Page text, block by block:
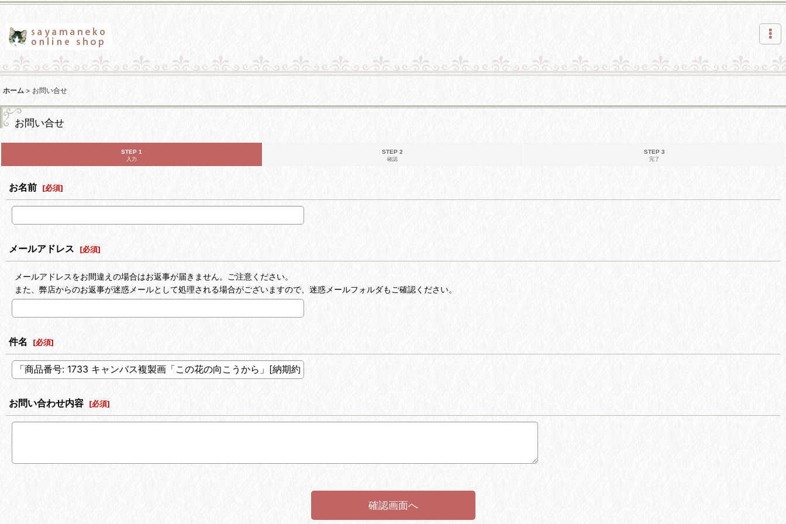
ホーム > お問い合せ
お問い合せ
STEP 1
入力
STEP 2
確認
STEP 3
完了
お名前 [必須]
メールアドレス [必須]
メールアドレスをお間違えの場合はお返事が届きません。ご注意ください。
また、弊店からのお返事が迷惑メールとして処理される場合がございますので、迷惑メールフォルダもご確認ください。
件名 [必須]
お問い合わせ内容 [必須]
確認画面へ